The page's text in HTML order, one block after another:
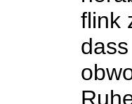
flink